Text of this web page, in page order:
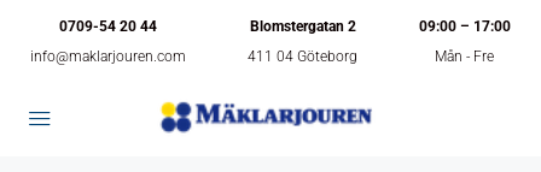
0709-54 20 44
info@maklarjouren.com
Blomstergatan 2
411 04 Göteborg
09:00 – 17:00
Mån - Fre